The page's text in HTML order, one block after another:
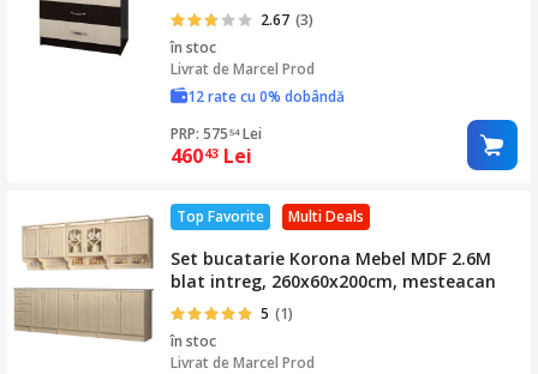
2.67 (3)
în stoc
Livrat deMarcel Prod
12 rate cu 0% dobândă
PRP: 575 54 Lei
46043 Lei
Multi Deals
Top Favorite
Set bucatarie Korona Mebel MDF 2.6M
blat intreg, 260x60x200cm, mesteacan
5 (1)
în stoc
Livrat deMarcel Prod